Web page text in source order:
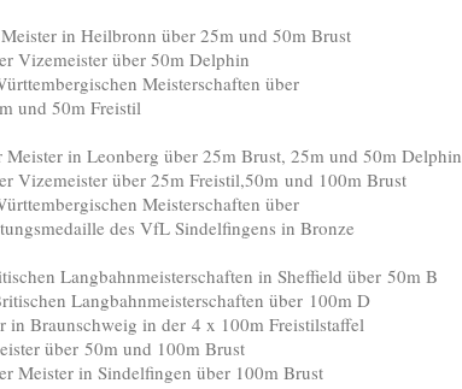
in Heilbronn über 25m und 50m Brust
über 50m Delphin
Meisterschaften über
50m Freistil
in Leonberg über 25m Brust, 25m und 50m Delphin
über 25m Freistil,50m und 100m Brust
Meisterschaften über
des VfL Sindelfingens in Bronze
Langbahnmeisterschaften in Sheffield über 50m B
Langbahnmeisterschaften über 100m D
in der 4 x 100m Freistilstaffel
50m und 100m Brust
in Sindelfingen über 100m Brust